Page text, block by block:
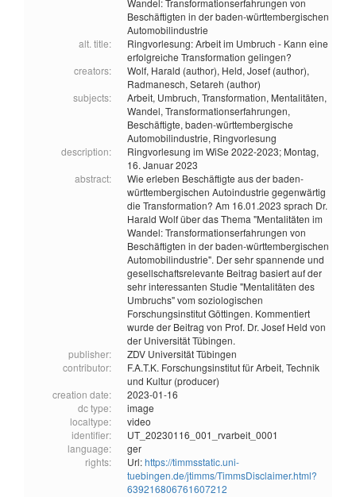
Wandel: Transformationserfahrungen von
Beschäftigten in der baden-württembergischen
Automobilindustrie
alt. title:
Ringvorlesung: Arbeit im Umbruch - Kann eine
erfolgreiche Transformation gelingen?
creators:
Wolf, Harald (author), Held, Josef (author),
Radmanesch, Setareh (author)
subjects:
Arbeit, Umbruch, Transformation, Mentalitäten,
Wandel, Transformationserfahrungen,
Beschäftigte, baden-württembergische
Automobilindustrie, Ringvorlesung
description:
Ringvorlesung im WiSe 2022-2023; Montag,
16. Januar 2023
abstract:
Wie erleben Beschäftigte aus der baden-
württembergischen Autoindustrie gegenwärtig
die Transformation? Am 16.01.2023 sprach Dr.
Harald Wolf über das Thema "Mentalitäten im
Wandel: Transformationserfahrungen von
Beschäftigten in der baden-württembergischen
Automobilindustrie". Der sehr spannende und
gesellschaftsrelevante Beitrag basiert auf der
sehr interessanten Studie "Mentalitäten des
Umbruchs" vom soziologischen
Forschungsinstitut Göttingen. Kommentiert
wurde der Beitrag von Prof. Dr. Josef Held von
der Universität Tübingen.
publisher:
ZDV Universität Tübingen
contributor:
F.A.T.K. Forschungsinstitut für Arbeit, Technik
und Kultur (producer)
creation date:
2023-01-16
dc type:
image
localtype:
video
identifier:
UT_20230116_001_rvarbeit_0001
language:
ger
rights:
Url:https://timmsstatic.uni-
tuebingen.de/jtimms/TimmsDisclaimer.html?
639216806761607212